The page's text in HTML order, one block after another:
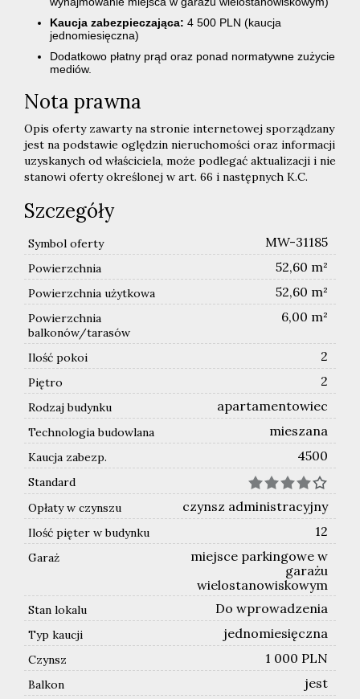
Kaucja zabezpieczająca: 4 500 PLN (kaucja
jednomiesięczna)
Dodatkowo płatny prąd oraz ponad normatywne zużycie
mediów.
Nota prawna
Opis oferty zawarty na stronie internetowej sporządzany
jest na podstawie oględzin nieruchomości oraz informacji
uzyskanych od właściciela, może podlegać aktualizacji i nie
stanowi oferty określonej w art. 66 i następnych K.C.
Szczegóły
Symbol oferty MW-31185
Powierzchnia 52,60 m²
Powierzchnia użytkowa 52,60 m²
Powierzchnia
balkonów/tarasów
6,00 m²
Ilość pokoi 2
Piętro 2
Rodzaj budynku apartamentowiec
Technologia budowlana mieszana
Kaucja zabezp. 4500
Standard
Opłaty w czynszu
czynsz administracyjny
Ilość pięter w budynku 12
Garaż
miejsce parkingowe w
garażu
wielostanowiskowym
Stan lokalu Do wprowadzenia
Typ kaucji jednomiesięczna
Czynsz 1 000 PLN
Balkon jest